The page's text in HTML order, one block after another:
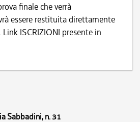
finale che verrà
essere restituita direttamente
ISCRIZIONI presente in
Sabbadini, n. 31